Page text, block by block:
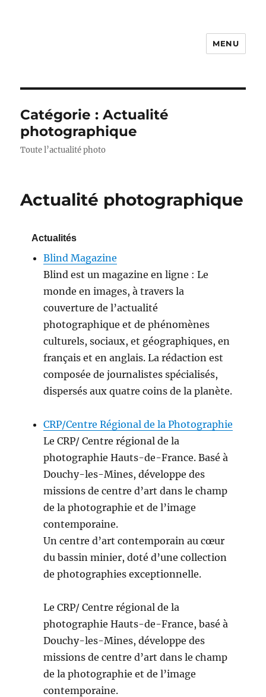
Photo Vidéo Club de Compiègne
MENU
Catégorie :Actualité
photographique
Toute l’actualité photo
Actualité photographique
Actualités
Blind Magazine
Blind est un magazine en ligne : Le
monde en images, à travers la
couverture de l’actualité
photographique et de phénomènes
culturels, sociaux, et géographiques, en
français et en anglais. La rédaction est
composée de journalistes spécialisés,
dispersés aux quatre coins de la planète.
CRP/Centre Régional de la Photographie
Le CRP/ Centre régional de la
photographie Hauts-de-France. Basé à
Douchy-les-Mines, développe des
missions de centre d’art dans le champ
de la photographie et de l’image
contemporaine.
Un centre d’art contemporain au cœur
du bassin minier, doté d’une collection
de photographies exceptionnelle.
Le CRP/ Centre régional de la
photographie Hauts-de-France, basé à
Douchy-les-Mines, développe des
missions de centre d’art dans le champ
de la photographie et de l’image
contemporaine.